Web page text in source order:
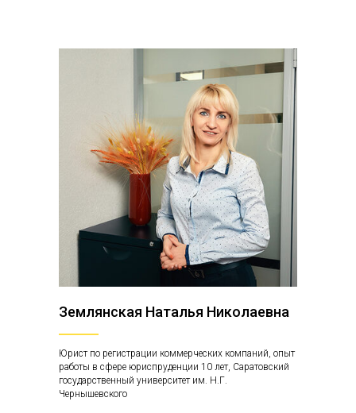
Землянская Наталья Николаевна
Юрист по регистрации коммерческих компаний, опыт
работы в сфере юриспруденции 10 лет, Саратовский
государственный университет им. Н.Г.
Чернышевского